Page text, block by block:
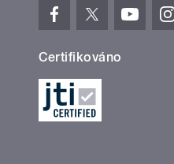
Certifikováno